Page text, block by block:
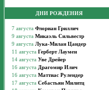
ДНИ РОЖДЕНИЯ